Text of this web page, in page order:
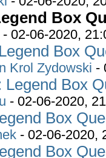
Box
- 02-06-2020,
Box
Krol Zydowski -
Legend Box
- 02-06-2020,
Box
- 02-06-2020,
Box